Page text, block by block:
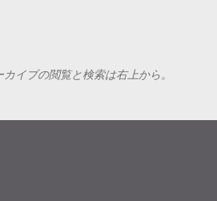
イブの閲覧と検索は右上から。